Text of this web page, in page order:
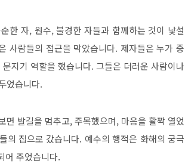
한 자, 원수, 불경한 자들과 함께하는 것이 낯설
사람들의 접근을 막았습니다. 제자들은 누가 중
지기 역할을 했습니다. 그들은 더러운 사람이나
었습니다.
발길을 멈추고, 주목했으며, 마음을 활짝 열었
의 집으로 갔습니다. 예수의 행적은 화해의 궁극
어 주었습니다.